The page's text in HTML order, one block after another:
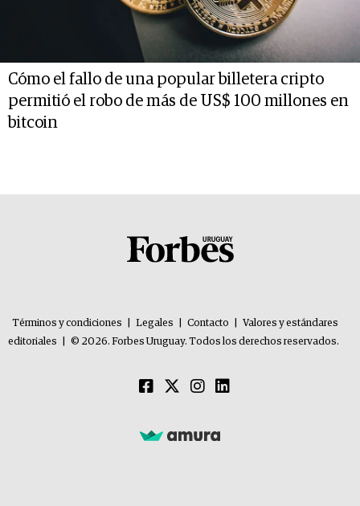
Cómo el fallo de una popular billetera cripto
permitió el robo de más de US$ 100 millones en
bitcoin
Términos y condiciones Legales Contacto
Valores y estándares
editoriales
© 2026. Forbes Uruguay. Todos los derechos reservados.